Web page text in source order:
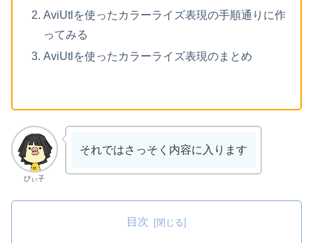
AviUtlを使ったカラーライズ表現の手順通りに作
ってみる
AviUtlを使ったカラーライズ表現のまとめ
ぴぃ子
それではさっそく内容に入ります
目次